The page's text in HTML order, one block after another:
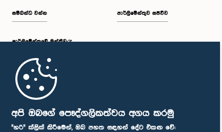
අපි ඔබගේ පෞද්ගලිකත්වය අගය කරමු
"හරි" ක්ලික් කිරීමෙන්, ඔබ පහත සඳහන් දේට එකඟ වේ:
සම්බන්ධ වන්න
පාර්ලි‌මේන්තුවේ මන්ත්‍රීවරු
මුල් පිටුව
පාර්ලිමේන්තුව සජීවීව
පාර්ලිමේන්තු ජංගම යෙදුම